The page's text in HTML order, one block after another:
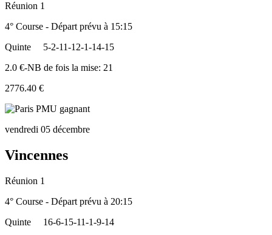
Réunion 1
4° Course - Départ prévu à 15:15
Quinte
5-2-11-12-1-14-15
2.0 €-NB de fois la mise: 21
2776.40 €
vendredi 05 décembre
Vincennes
Réunion 1
4° Course - Départ prévu à 20:15
Quinte
16-6-15-11-1-9-14